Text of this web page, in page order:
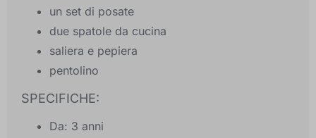
un set di posate
due spatole da cucina
saliera e pepiera
pentolino
SPECIFICHE:
Da: 3 anni